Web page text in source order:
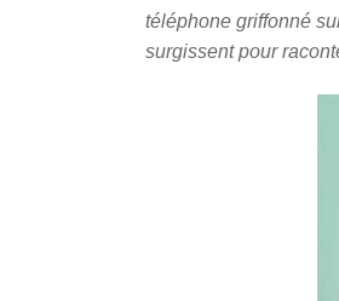
téléphone griffonné
surgissent pour